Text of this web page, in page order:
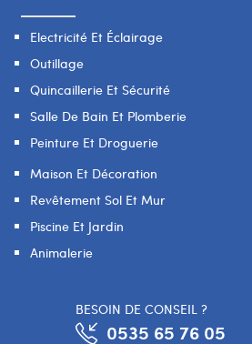
Electricité Et Éclairage
Outillage
Quincaillerie Et Sécurité
Salle De Bain Et Plomberie
Peinture Et Droguerie
Maison Et Décoration
Revêtement Sol Et Mur
Piscine Et Jardin
Animalerie
BESOIN DE CONSEIL ?
0535 65 76 05